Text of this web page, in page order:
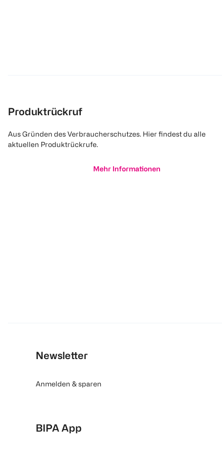
Produktrückruf
Aus Gründen des Verbraucherschutzes. Hier findest du alle
aktuellen Produktrückrufe.
Mehr Informationen
Newsletter
Anmelden & sparen
BIPA App